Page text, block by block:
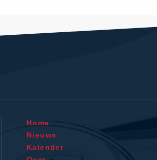
Home
Nieuws
Kalender